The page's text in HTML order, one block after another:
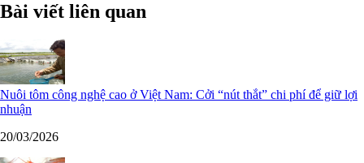
Bài viết liên quan
Nuôi tôm công nghệ cao ở Việt Nam: Cởi “nút thắt” chi phí để giữ lợi
nhuận
20/03/2026